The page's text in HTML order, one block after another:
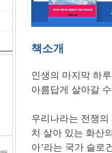
책소개
인생의 마지막 하
아름답게 살아갈
우리나라는 전쟁
치 살아 있는 화산
아’라는 국가 슬로